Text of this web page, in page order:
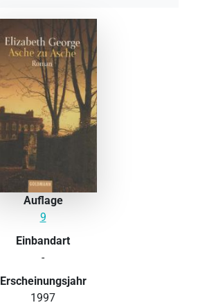
Auflage
9
Einbandart
-
Erscheinungsjahr
1997